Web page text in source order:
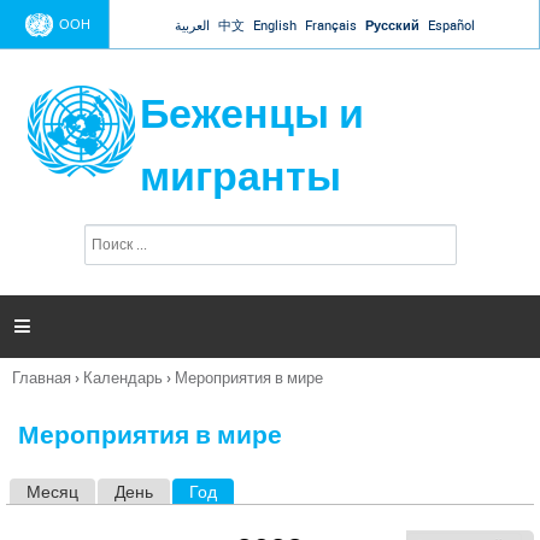
Jump to navigation
ООН العربية 中文 English Français Русский Español
Беженцы и
мигранты
п
и

Вы
Главная › Календарь › Мероприятия в мире
Мероприятия в мире
Месяц День Год